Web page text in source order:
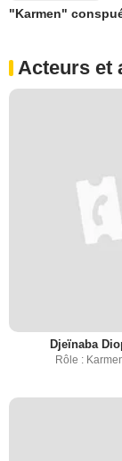
"Karmen"
Acteurs et
Djeïnaba
Rôle :